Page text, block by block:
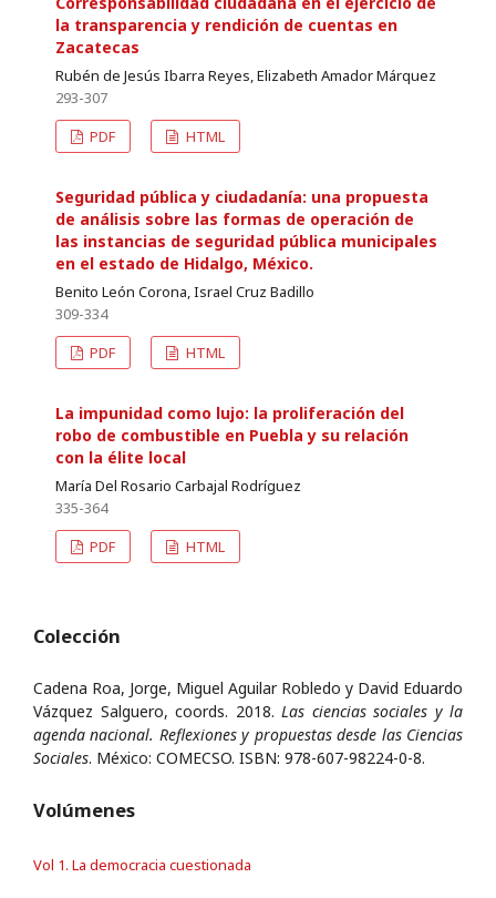
la transparencia y rendición de cuentas en
Zacatecas
Rubén de Jesús Ibarra Reyes, Elizabeth Amador Márquez
293-307
PDF
HTML
Seguridad pública y ciudadanía: una propuesta
de análisis sobre las formas de operación de
las instancias de seguridad pública municipales
en el estado de Hidalgo, México.
Benito León Corona, Israel Cruz Badillo
309-334
PDF
HTML
La impunidad como lujo: la proliferación del
robo de combustible en Puebla y su relación
con la élite local
María Del Rosario Carbajal Rodríguez
335-364
PDF
HTML
Colección
Cadena Roa, Jorge, Miguel Aguilar Robledo y David Eduardo
Vázquez Salguero, coords. 2018. Las ciencias sociales y la
agenda nacional. Reflexiones y propuestas desde las Ciencias
Sociales. México: COMECSO. ISBN: 978-607-98224-0-8.
Volúmenes
Vol 1. La democracia cuestionada